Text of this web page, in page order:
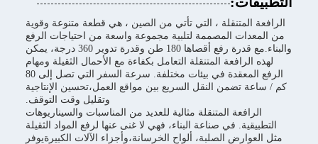
الرافعة المتنقلة ، التي تأتي من الصين ، هي قطعة متنوعة وقوية
من المعدات المصممة لتلبية مجموعة واسعة من احتياجات الرفع
والبناء.مع قدرة رفع أقصاها 180 طن وقدرة تدوير 360 درجة، يمكن
لهذه الرافعة المتنقلة التعامل بكفاءة مع الأحمال الثقيلة ومهام
الرفع المعقدة في بيئات مختلفة. سرعة السفر التي تصل إلى 80
كم / ساعة تضمن النقل السريع بين مواقع العمل،تحسين الإنتاجية
وتقليل وقت التوقف.
الرافعة المتنقلة مثالية للعديد من المناسبات والسيناريوهات
التطبيقية. في صناعة البناء، فهي لا غنى عنها لرفع المواد الثقيلة
مثل العوارض الصلبة، ألواح الخرسانة،وأجزاء الآلات الكبيرةيوفر